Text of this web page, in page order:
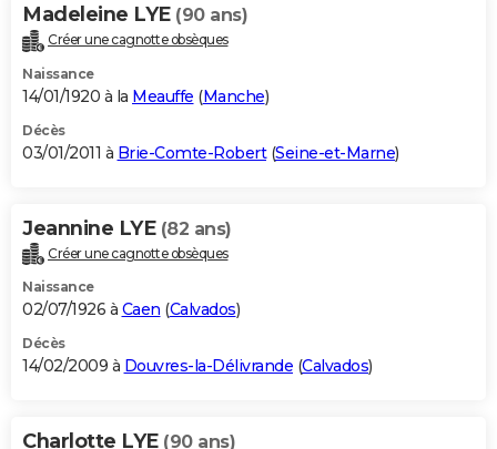
Madeleine LYE (90 ans)
Créer une cagnotte obsèques
Naissance
14/01/1920 à la Meauffe (Manche)
Décès
03/01/2011 à Brie-Comte-Robert(Seine-et-Marne)
Jeannine LYE (82 ans)
Créer une cagnotte obsèques
Naissance
02/07/1926 à Caen (Calvados)
Décès
14/02/2009 à Douvres-la-Délivrande (Calvados)
Charlotte LYE (90 ans)